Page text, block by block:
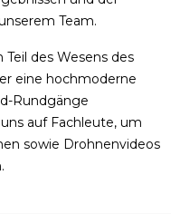
Team.
Teil des Wesens des
eine hochmoderne
Rundgänge
auf Fachleute, um
sowie Drohnenvideos